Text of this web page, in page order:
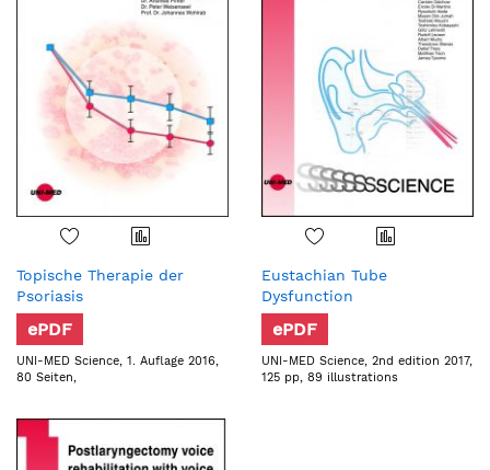
Topische Therapie der
Psoriasis
ePDF
UNI-MED Science, 1. Auflage 2016,
80 Seiten,
Eustachian Tube
Dysfunction
ePDF
UNI-MED Science, 2nd edition 2017,
125 pp, 89 illustrations